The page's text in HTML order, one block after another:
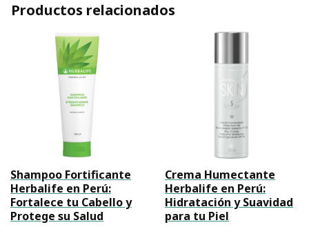
Productos relacionados
Shampoo Fortificante
Herbalife en Perú:
Fortalece tu Cabello y
Protege su Salud
Crema Humectante
Herbalife en Perú:
Hidratación y Suavidad
para tu Piel